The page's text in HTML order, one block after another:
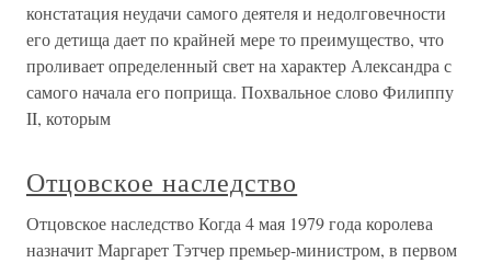
констатация неудачи самого деятеля и недолговечности
его детища дает по крайней мере то преимущество, что
проливает определенный свет на характер Александра с
самого начала его поприща. Похвальное слово Филиппу
II, которым
Отцовское наследство
Отцовское наследство Когда 4 мая 1979 года королева
назначит Маргарет Тэтчер премьер-министром, в первом